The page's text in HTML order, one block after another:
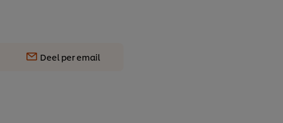
Deel per email